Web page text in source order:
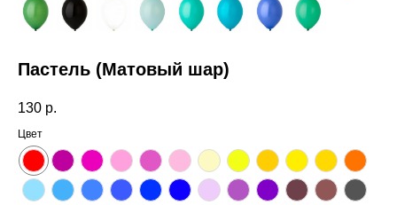
Пастель (Матовый шар)
130 р.
Цвет